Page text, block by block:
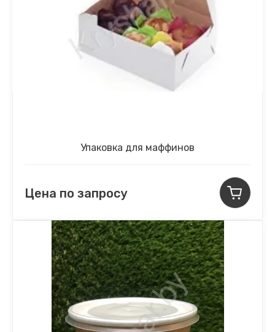
Упаковка для маффинов
Цена по запросу